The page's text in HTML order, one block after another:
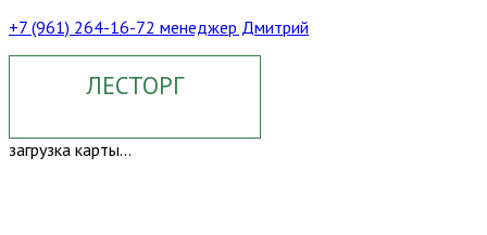
+7 (961) 264-16-72 менеджер Дмитрий
ЛЕСТОРГ
загрузка карты...